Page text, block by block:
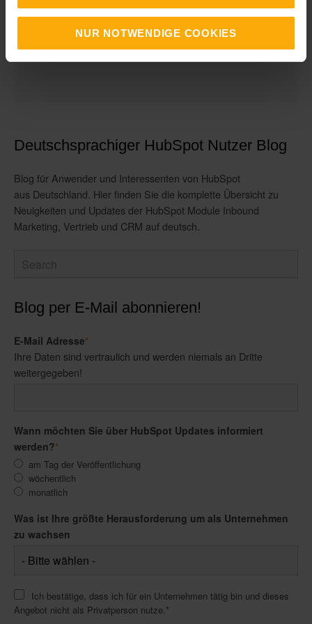
NUR NOTWENDIGE COOKIES
Deutschsprachiger HubSpot Nutzer Blog
Blog für Anwender und Interessenten von HubSpot
aus Deutschland. Hier finden Sie die komplette Übersicht zu
Neuigkeiten und Updates der HubSpot Module Inbound
Marketing, Vertrieb und CRM auf deutsch.
Blog per E-Mail abonnieren!
E-Mail Adresse*
Ihre Daten sind vertraulich und werden niemals an Dritte
weitergegeben!
Wann möchten Sie über HubSpot Updates informiert
werden?*
am Tag der Veröffentlichung
wöchentlich
monatlich
Was ist Ihre größte Herausforderung um als Unternehmen
zu wachsen
Ich bestätige, dass ich für ein Unternehmen tätig bin und dieses
Angebot nicht als Privatperson nutze.*